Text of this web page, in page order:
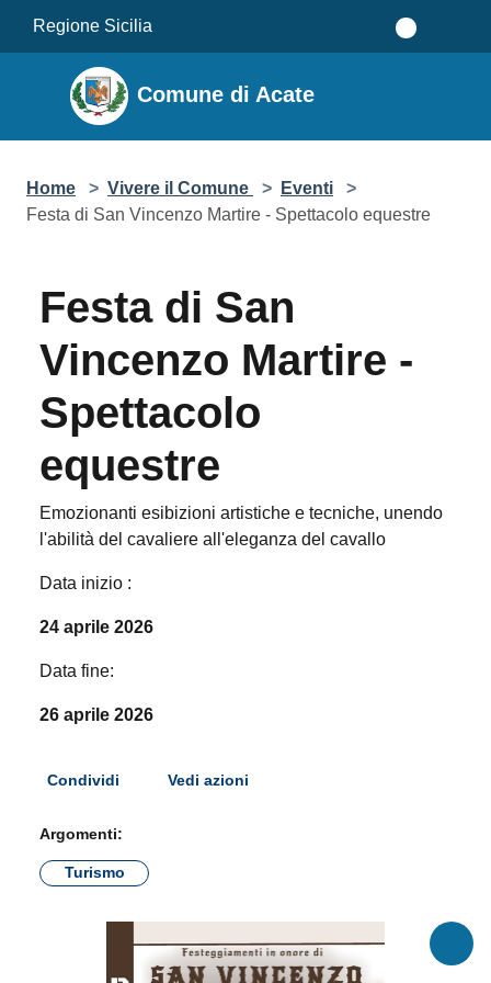
Salta al contenuto principale
Regione Sicilia
Comune di Acate
Home > Vivere il Comune > Eventi >
Festa di San Vincenzo Martire - Spettacolo equestre
Festa di San Vincenzo
Martire - Spettacolo
equestre
Emozionanti esibizioni artistiche e tecniche, unendo
l'abilità del cavaliere all'eleganza del cavallo
Data inizio :
24 aprile 2026
Data fine:
26 aprile 2026
Condividi
Argomenti:
Turismo